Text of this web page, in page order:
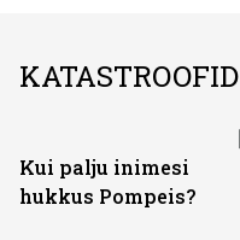
KATASTROOFID
Kui palju inimesi
hukkus Pompeis?